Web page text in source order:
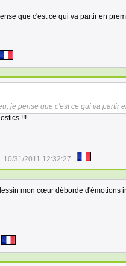
que c'est ce qui va partir en
je pense que c'est ce qui va partir
!!!
10/31/2011 12:32:27
mon cœur déborde